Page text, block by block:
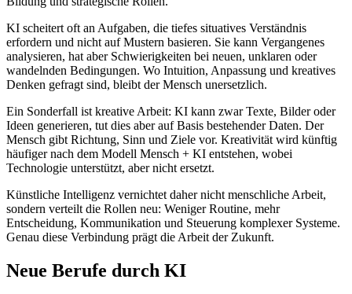
KI scheitert oft an Aufgaben, die tiefes situatives Verständnis
erfordern und nicht auf Mustern basieren. Sie kann Vergangenes
analysieren, hat aber Schwierigkeiten bei neuen, unklaren oder
wandelnden Bedingungen. Wo Intuition, Anpassung und kreatives
Denken gefragt sind, bleibt der Mensch unersetzlich.
Ein Sonderfall ist kreative Arbeit: KI kann zwar Texte, Bilder oder
Ideen generieren, tut dies aber auf Basis bestehender Daten. Der
Mensch gibt Richtung, Sinn und Ziele vor. Kreativität wird künftig
häufiger nach dem Modell Mensch + KI entstehen, wobei
Technologie unterstützt, aber nicht ersetzt.
Künstliche Intelligenz vernichtet daher nicht menschliche Arbeit,
sondern verteilt die Rollen neu: Weniger Routine, mehr
Entscheidung, Kommunikation und Steuerung komplexer Systeme.
Genau diese Verbindung prägt die Arbeit der Zukunft.
Neue Berufe durch KI